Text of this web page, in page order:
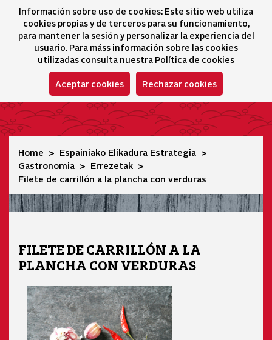
Información sobre uso de cookies: Este sitio web utiliza
cookies propias y de terceros para su funcionamiento,
para mantener la sesión y personalizar la experiencia del
usuario. Para máss información sobre las cookies
utilizadas consulta nuestra Política de cookies
Aceptar cookies Rechazar cookies
Hizkuntza-
icono
Filete de carrillón a la plancha con verduras
Home
Espainiako Elikadura Estrategia
Gastronomia
Errezetak
Filete de carrillón a la plancha con verduras
FILETE DE CARRILLÓN A LA
PLANCHA CON VERDURAS